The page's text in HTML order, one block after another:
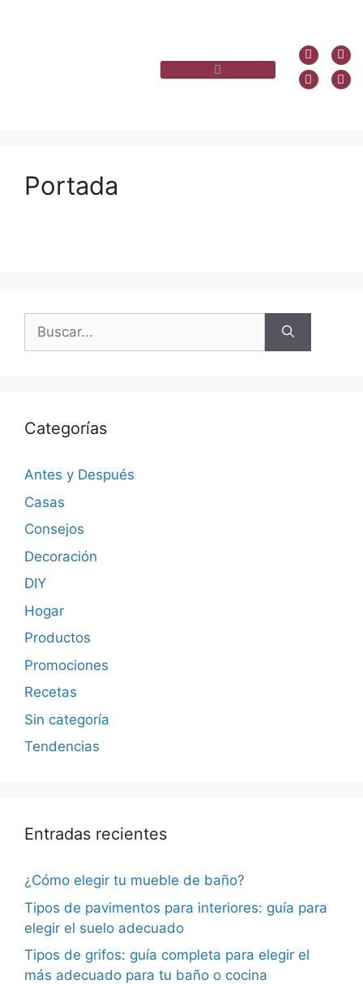
Portada
Categorías
Antes y Después
Casas
Consejos
Decoración
DIY
Hogar
Productos
Promociones
Recetas
Sin categoría
Tendencias
Entradas recientes
¿Cómo elegir tu mueble de baño?
Tipos de pavimentos para interiores: guía para
elegir el suelo adecuado
Tipos de grifos: guía completa para elegir el
más adecuado para tu baño o cocina